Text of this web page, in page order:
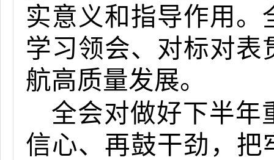
实意义和指导作用 。
学习领会、对标对表
航高质量发展。
全会对做好下半年
信心、再鼓干劲， 把